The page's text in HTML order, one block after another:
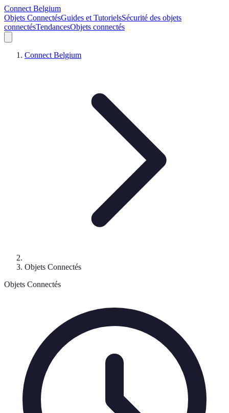
Connect Belgium
Objets ConnectésGuides et TutorielsSécurité des objets
connectésTendancesObjets connectés
Connect Belgium
Objets Connectés
Objets Connectés